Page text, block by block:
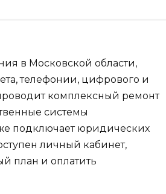
в Московской области,
телефонии, цифрового и
комплексный ремонт
системы
подключает юридических
личный кабинет,
план и оплатить